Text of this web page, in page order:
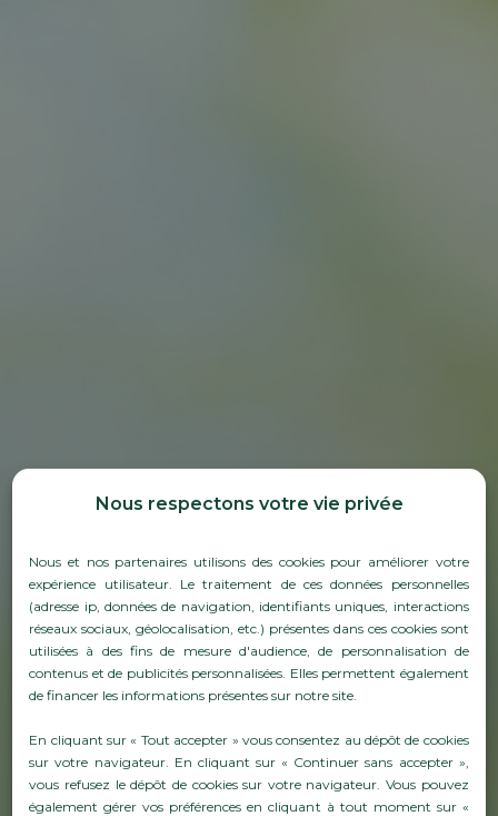
ENTRETIEN &
RÉPARATION
Nous respectons votre vie privée
Nous et nos partenaires utilisons des cookies pour améliorer votre
expérience utilisateur. Le traitement de ces données personnelles
(adresse ip, données de navigation, identifiants uniques, interactions
réseaux sociaux, géolocalisation, etc.) présentes dans ces cookies sont
utilisées à des fins de mesure d'audience, de personnalisation de
contenus et de publicités personnalisées. Elles permettent également
de financer les informations présentes sur notre site.
En cliquant sur « Tout accepter » vous consentez au dépôt de cookies
sur votre navigateur. En cliquant sur « Continuer sans accepter »,
vous refusez le dépôt de cookies sur votre navigateur. Vous pouvez
également gérer vos préférences en cliquant à tout moment sur «